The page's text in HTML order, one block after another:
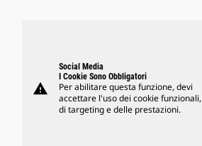
warning
Social Media
I Cookie Sono Obbligatori
Per abilitare questa funzione, devi
accettare l'uso dei cookie funzionali,
di targeting e delle prestazioni.